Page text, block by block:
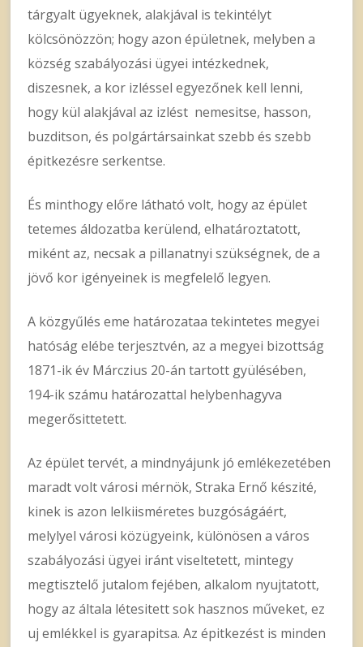
tárgyalt ügyeknek, alakjával is tekintélyt
kölcsönözzön; hogy azon épületnek, melyben a
község szabályozási ügyei intézkednek,
diszesnek, a kor izléssel egyezőnek kell lenni,
hogy kül alakjával az izlést nemesitse, hasson,
buzditson, és polgártársainkat szebb és szebb
épitkezésre serkentse.
És minthogy előre látható volt, hogy az épület
tetemes áldozatba kerülend, elhatároztatott,
miként az, necsak a pillanatnyi szükségnek, de a
jövő kor igényeinek is megfelelő legyen.
A közgyűlés eme határozataa tekintetes megyei
hatóság elébe terjesztvén, az a megyei bizottság
1871-ik év Márczius 20-án tartott gyülésében,
194-ik számu határozattal helybenhagyva
megerősittetett.
Az épület tervét, a mindnyájunk jó emlékezetében
maradt volt városi mérnök, Straka Ernő készité,
kinek is azon lelkiisméretes buzgóságáért,
melylyel városi közügyeink, különösen a város
szabályozási ügyei iránt viseltetett, mintegy
megtisztelő jutalom fejében, alkalom nyujtatott,
hogy az általa létesitett sok hasznos műveket, ez
uj emlékkel is gyarapitsa. Az épitkezést is minden